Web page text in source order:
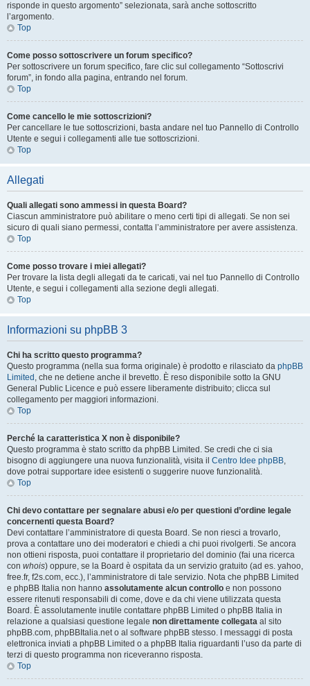
risponde in questo argomento” selezionata, sarà anche sottoscritto
l’argomento.
Top
Come posso sottoscrivere un forum specifico?
Per sottoscrivere un forum specifico, fare clic sul collegamento “Sottoscrivi
forum”, in fondo alla pagina, entrando nel forum.
Top
Come cancello le mie sottoscrizioni?
Per cancellare le tue sottoscrizioni, basta andare nel tuo Pannello di Controllo
Utente e segui i collegamenti alle tue sottoscrizioni.
Top
Allegati
Quali allegati sono ammessi in questa Board?
Ciascun amministratore può abilitare o meno certi tipi di allegati. Se non sei
sicuro di quali siano permessi, contatta l’amministratore per avere assistenza.
Top
Come posso trovare i miei allegati?
Per trovare la lista degli allegati da te caricati, vai nel tuo Pannello di Controllo
Utente, e segui i collegamenti alla sezione degli allegati.
Top
Informazioni su phpBB 3
Chi ha scritto questo programma?
Questo programma (nella sua forma originale) è prodotto e rilasciato da phpBB
Limited , che ne detiene anche il brevetto. È reso disponibile sotto la GNU
General Public Licence e può essere liberamente distribuito; clicca sul
collegamento per maggiori informazioni.
Top
Perché la caratteristica X non è disponibile?
Questo programma è stato scritto da phpBB Limited. Se credi che ci sia
bisogno di aggiungere una nuova funzionalità, visita il Centro Idee phpBB,
dove potrai supportare idee esistenti o suggerire nuove funzionalità.
Top
Chi devo contattare per segnalare abusi e/o per questioni d’ordine legale
concernenti questa Board?
Devi contattare l’amministratore di questa Board. Se non riesci a trovarlo,
prova a contattare uno dei moderatori e chiedi a chi puoi rivolgerti. Se ancora
non ottieni risposta, puoi contattare il proprietario del dominio (fai una ricerca
con whois) oppure, se la Board è ospitata da un servizio gratuito (ad es. yahoo,
free.fr, f2s.com, ecc.), l’amministratore di tale servizio. Nota che phpBB Limited
e phpBB Italia non hanno assolutamente alcun controllo e non possono
essere ritenuti responsabili di come, dove e da chi viene utilizzata questa
Board. È assolutamente inutile contattare phpBB Limited o phpBB Italia in
relazione a qualsiasi questione legale non direttamente collegata al sito
phpBB.com, phpBBItalia.net o al software phpBB stesso. I messaggi di posta
elettronica inviati a phpBB Limited o a phpBB Italia riguardanti l’uso da parte di
terzi di questo programma non riceveranno risposta.
Top